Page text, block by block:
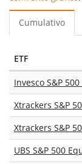
Cumulativo
ETF